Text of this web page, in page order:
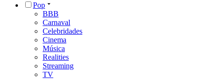
Pop
BBB
Carnaval
Celebridades
Cinema
Música
Realities
Streaming
TV